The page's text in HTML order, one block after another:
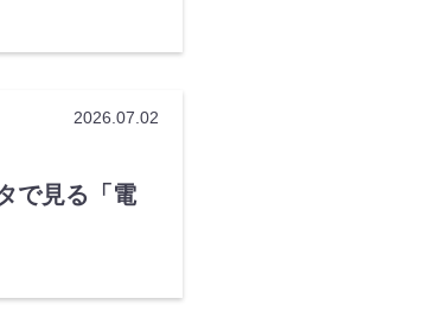
2026.07.02
で見る「電